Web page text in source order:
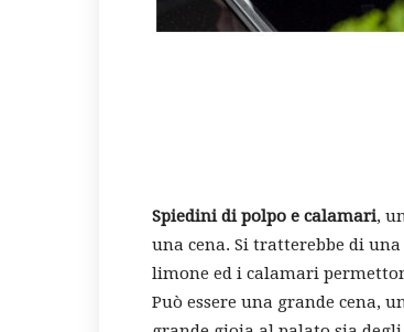
Spiedini di polpo e calamari,
una cena. Si tratterebbe di
limone ed i calamari
Può essere una grande cena,